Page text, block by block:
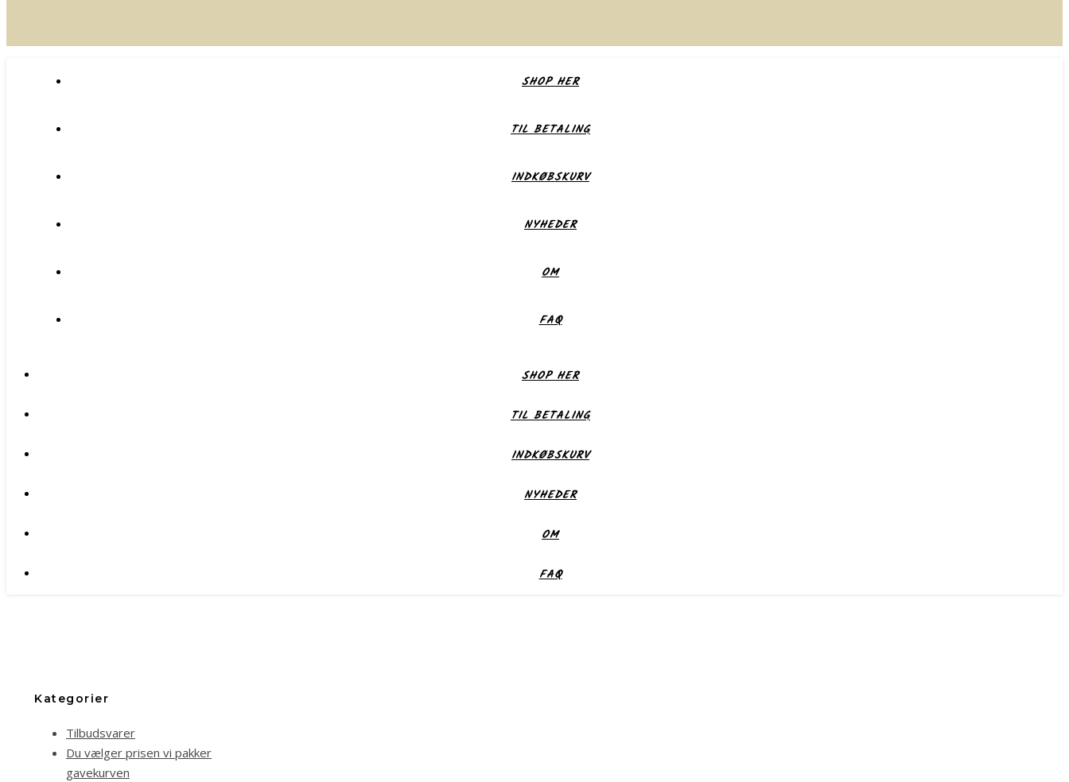
SHOP HER
TIL BETALING
INDKØBSKURV
NYHEDER
OM
FAQ
SHOP HER
TIL BETALING
INDKØBSKURV
NYHEDER
OM
FAQ
Kategorier
Tilbudsvarer
Du vælger prisen vi pakker
gavekurven